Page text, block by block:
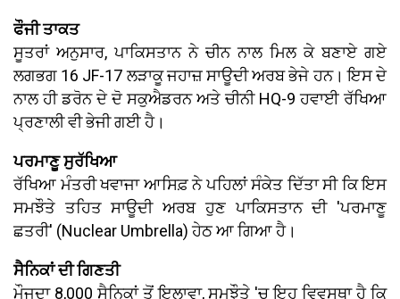
ਫੌਜੀ ਤਾਕਤ
ਸੂਤਰਾਂ ਅਨੁਸਾਰ, ਪਾਕਿਸਤਾਨ ਨੇ ਚੀਨ ਨਾਲ ਮਿਲ ਕੇ ਬਣਾਏ ਗਏ
ਲਗਭਗ 16 JF-17 ਲੜਾਕੂ ਜਹਾਜ਼ ਸਾਊਦੀ ਅਰਬ ਭੇਜੇ ਹਨ। ਇਸ ਦੇ
ਨਾਲ ਹੀ ਡਰੋਨ ਦੇ ਦੋ ਸਕੁਐਡਰਨ ਅਤੇ ਚੀਨੀ HQ-9 ਹਵਾਈ ਰੱਖਿਆ
ਪ੍ਰਣਾਲੀ ਵੀ ਭੇਜੀ ਗਈ ਹੈ।
ਪਰਮਾਣੂ ਸੁਰੱਖਿਆ
ਰੱਖਿਆ ਮੰਤਰੀ ਖਵਾਜਾ ਆਸਿਫ਼ ਨੇ ਪਹਿਲਾਂ ਸੰਕੇਤ ਦਿੱਤਾ ਸੀ ਕਿ ਇਸ
ਸਮਝੌਤੇ ਤਹਿਤ ਸਾਊਦੀ ਅਰਬ ਹੁਣ ਪਾਕਿਸਤਾਨ ਦੀ 'ਪਰਮਾਣੂ
ਛਤਰੀ' (Nuclear Umbrella) ਹੇਠ ਆ ਗਿਆ ਹੈ।
ਸੈਨਿਕਾਂ ਦੀ ਗਿਣਤੀ
ਮੌਜੂਦਾ 8,000 ਸੈਨਿਕਾਂ ਤੋਂ ਇਲਾਵਾ, ਸਮਝੌਤੇ 'ਚ ਇਹ ਵਿਵਸਥਾ ਹੈ ਕਿ